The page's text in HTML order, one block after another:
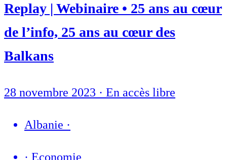
Replay | Webinaire • 25 ans au cœur
de l’info, 25 ans au cœur des
Balkans
28 novembre 2023 · En accès libre
Albanie ·
· Economie